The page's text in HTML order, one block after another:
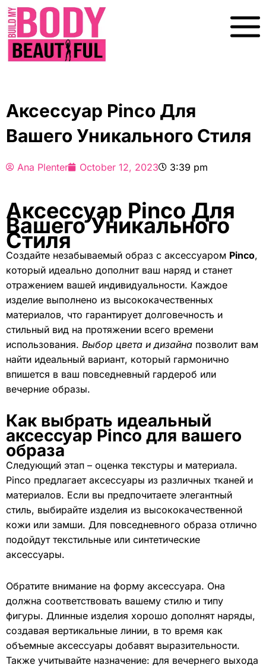
Skip
To
Content
Аксессуар Pinco Для
Вашего Уникального Стиля
Ana Plenter October 12, 2023 3:39 pm
Аксессуар Pinco Для
Вашего Уникального
Стиля
Создайте незабываемый образ с аксессуаром Pinco,
который идеально дополнит ваш наряд и станет
отражением вашей индивидуальности. Каждое
изделие выполнено из высококачественных
материалов, что гарантирует долговечность и
стильный вид на протяжении всего времени
использования. Выбор цвета и дизайна позволит вам
найти идеальный вариант, который гармонично
впишется в ваш повседневный гардероб или
вечерние образы.
Как выбрать идеальный
аксессуар Pinco для вашего
образа
Следующий этап – оценка текстуры и материала.
Pinco предлагает аксессуары из различных тканей и
материалов. Если вы предпочитаете элегантный
стиль, выбирайте изделия из высококачественной
кожи или замши. Для повседневного образа отлично
подойдут текстильные или синтетические
аксессуары.
Обратите внимание на форму аксессуара. Она
должна соответствовать вашему стилю и типу
фигуры. Длинные изделия хорошо дополнят наряды,
создавая вертикальные линии, в то время как
объемные аксессуары добавят выразительности.
Также учитывайте назначение: для вечернего выхода